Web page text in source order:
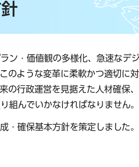
ン・価値観の多様化、急速なデ
のような変革に柔軟かつ適切に
の行政運営を見据えた人材確保
組んでいかなければなりません。
・確保基本方針を策定しました。
インドウで開きます）